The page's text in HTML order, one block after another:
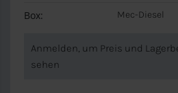
Box: Mec-Diesel
Anmelden, um Preis und
sehen